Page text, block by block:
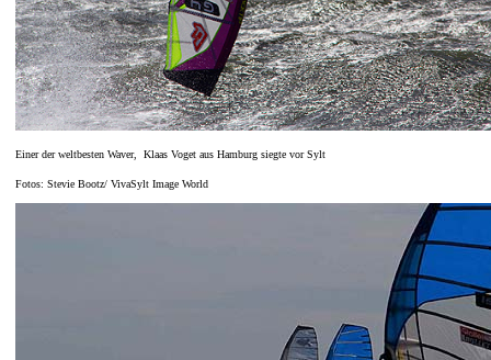
Einer der weltbesten Waver, Klaas Voget aus Hamburg siegte vor Sylt
Fotos: Stevie Bootz/ VivaSylt Image World